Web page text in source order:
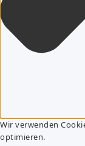
Wir verwenden
optimieren.